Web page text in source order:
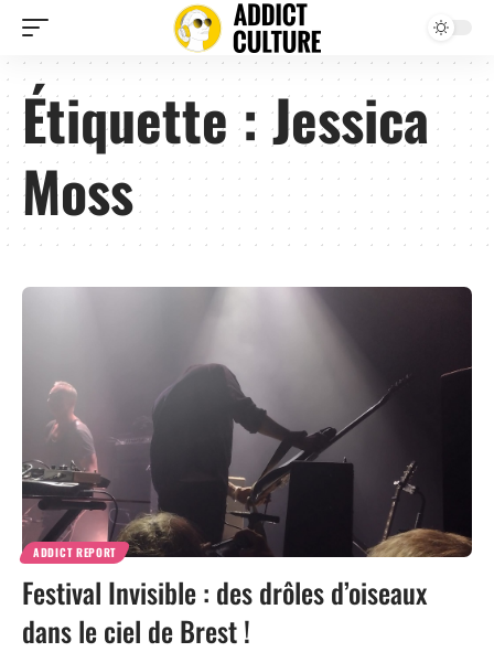
Étiquette :Jessica
Moss
ADDICT REPORT
Festival Invisible : des drôles d’oiseaux
dans le ciel de Brest !